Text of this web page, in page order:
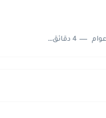
4 دقائق للقراءة